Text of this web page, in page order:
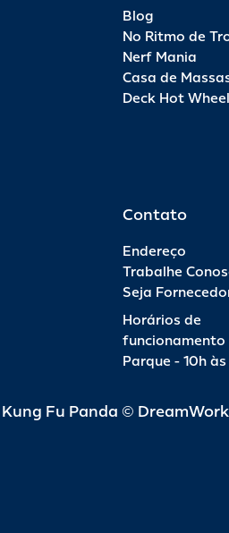
Blog
No Ritmo de
Nerf Mania
Casa de
Deck Hot
Contato
Endereço
Trabalhe
Seja
Horários de
funcionamento
Parque - 10h
Fu Panda ©